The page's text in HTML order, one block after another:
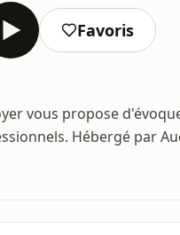
Favoris
vous propose
Hébergé par